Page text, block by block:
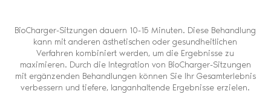
BioCharger-Sitzungen dauern 10-15 Minuten. Diese Behandlung
kann mit anderen ästhetischen oder gesundheitlichen
Verfahren kombiniert werden, um die Ergebnisse zu
maximieren. Durch die Integration von BioCharger-Sitzungen
mit ergänzenden Behandlungen können Sie Ihr Gesamterlebnis
verbessern und tiefere, langanhaltende Ergebnisse erzielen.